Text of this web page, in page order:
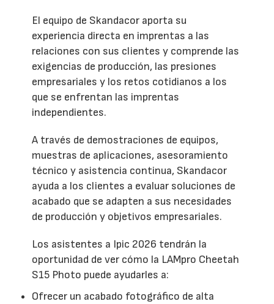
El equipo de Skandacor aporta su
experiencia directa en imprentas a las
relaciones con sus clientes y comprende las
exigencias de producción, las presiones
empresariales y los retos cotidianos a los
que se enfrentan las imprentas
independientes.
A través de demostraciones de equipos,
muestras de aplicaciones, asesoramiento
técnico y asistencia continua, Skandacor
ayuda a los clientes a evaluar soluciones de
acabado que se adapten a sus necesidades
de producción y objetivos empresariales.
Los asistentes a Ipic 2026 tendrán la
oportunidad de ver cómo la LAMpro Cheetah
S15 Photo puede ayudarles a:
Ofrecer un acabado fotográfico de alta